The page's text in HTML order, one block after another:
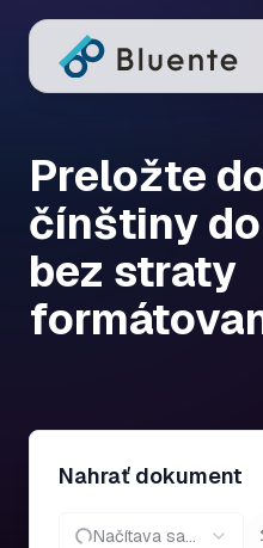
Preložte
čínštiny
bez straty
Nahrať dokument
Načítava sa...